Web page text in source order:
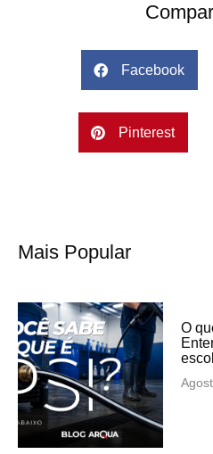
Facebook
Pinterest
Mais Popular
O